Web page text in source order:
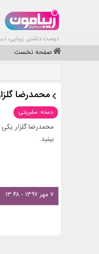
دوست داشتن زیبایی،
صفحه نخست
محمدرضا
دسته: سلبریتی
محمدرضا گلزار
بینید.
۷ مهر ۱۳۹۷ - ۱۳:۴۸